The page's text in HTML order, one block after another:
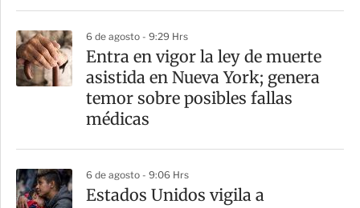
6 de agosto - 9:29 Hrs
Entra en vigor la ley de muerte
asistida en Nueva York; genera
temor sobre posibles fallas
médicas
6 de agosto - 9:06 Hrs
Estados Unidos vigila a